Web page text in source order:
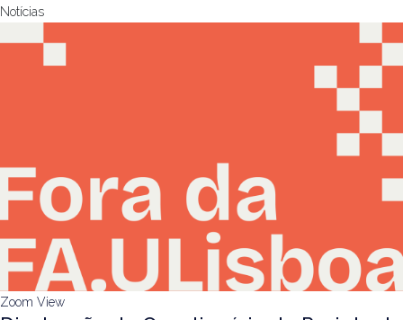
Notícias
Zoom View